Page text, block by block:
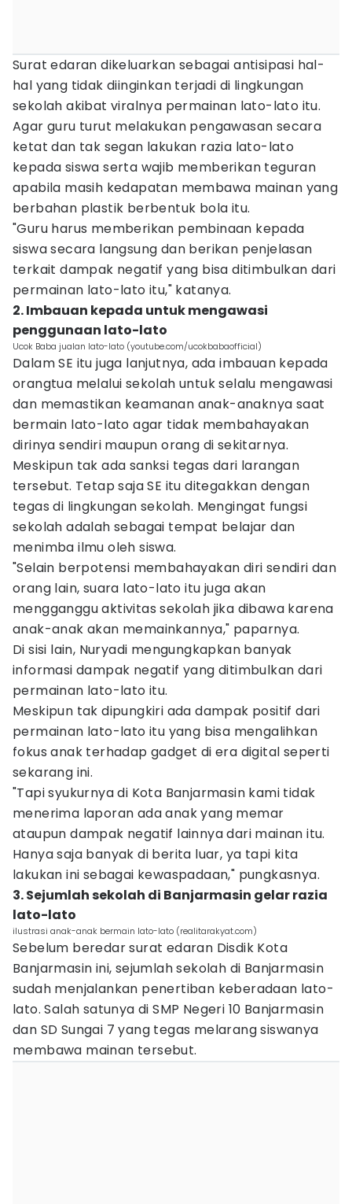
Surat edaran dikeluarkan sebagai antisipasi hal-
hal yang tidak diinginkan terjadi di lingkungan
sekolah akibat viralnya permainan lato-lato itu.
Agar guru turut melakukan pengawasan secara
ketat dan tak segan lakukan razia lato-lato
kepada siswa serta wajib memberikan teguran
apabila masih kedapatan membawa mainan yang
berbahan plastik berbentuk bola itu.
"Guru harus memberikan pembinaan kepada
siswa secara langsung dan berikan penjelasan
terkait dampak negatif yang bisa ditimbulkan dari
permainan lato-lato itu," katanya.
2. Imbauan kepada untuk mengawasi
penggunaan lato-lato
Ucok Baba jualan lato-lato (youtube.com/ucokbabaofficial)
Dalam SE itu juga lanjutnya, ada imbauan kepada
orangtua melalui sekolah untuk selalu mengawasi
dan memastikan keamanan anak-anaknya saat
bermain lato-lato agar tidak membahayakan
dirinya sendiri maupun orang di sekitarnya.
Meskipun tak ada sanksi tegas dari larangan
tersebut. Tetap saja SE itu ditegakkan dengan
tegas di lingkungan sekolah. Mengingat fungsi
sekolah adalah sebagai tempat belajar dan
menimba ilmu oleh siswa.
"Selain berpotensi membahayakan diri sendiri dan
orang lain, suara lato-lato itu juga akan
mengganggu aktivitas sekolah jika dibawa karena
anak-anak akan memainkannya," paparnya.
Di sisi lain, Nuryadi mengungkapkan banyak
informasi dampak negatif yang ditimbulkan dari
permainan lato-lato itu.
Meskipun tak dipungkiri ada dampak positif dari
permainan lato-lato itu yang bisa mengalihkan
fokus anak terhadap gadget di era digital seperti
sekarang ini.
"Tapi syukurnya di Kota Banjarmasin kami tidak
menerima laporan ada anak yang memar
ataupun dampak negatif lainnya dari mainan itu.
Hanya saja banyak di berita luar, ya tapi kita
lakukan ini sebagai kewaspadaan," pungkasnya.
3. Sejumlah sekolah di Banjarmasin gelar razia
lato-lato
ilustrasi anak-anak bermain lato-lato (realitarakyat.com)
Sebelum beredar surat edaran Disdik Kota
Banjarmasin ini, sejumlah sekolah di Banjarmasin
sudah menjalankan penertiban keberadaan lato-
lato. Salah satunya di SMP Negeri 10 Banjarmasin
dan SD Sungai 7 yang tegas melarang siswanya
membawa mainan tersebut.